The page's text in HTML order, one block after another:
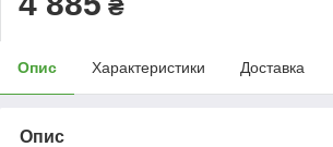
₴
Опис Характеристики Доставка
Опис